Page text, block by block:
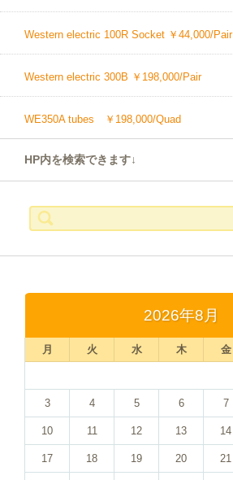
Western electric 100R Socket ￥44,000/Pair
Western electric 300B ￥198,000/Pair
WE350A tubes ￥198,000/Quad
HP内を検索できます↓
索:
2026年8月
月 火 水 木 金
3 4 5 6 7
10 11 12 13 14
17 18 19 20 21